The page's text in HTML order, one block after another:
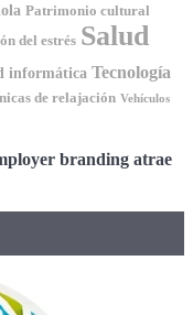
Patrimonio cultural
del estrés Salud
informática Tecnología
de relajación Vehículos
branding atrae